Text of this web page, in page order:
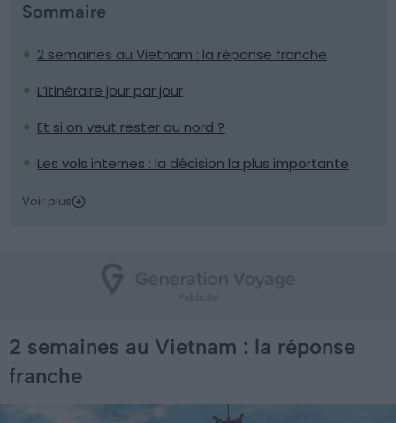
Sommaire
2 semaines au Vietnam : la réponse franche
L’itinéraire jour par jour
Et si on veut rester au nord ?
Les vols internes : la décision la plus importante
Voir plus
2 semaines au Vietnam : la réponse
franche